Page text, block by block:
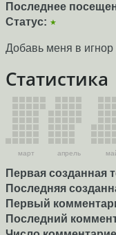
Последнее
Статус: ★
Добавь меня в
Статистика
март апрель
Первая созданная
Последняя
Первый
Последний